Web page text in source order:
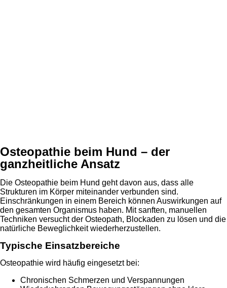
Osteopathie beim Hund – der
ganzheitliche Ansatz
Die Osteopathie beim Hund geht davon aus, dass alle
Strukturen im Körper miteinander verbunden sind.
Einschränkungen in einem Bereich können Auswirkungen auf
den gesamten Organismus haben. Mit sanften, manuellen
Techniken versucht der Osteopath, Blockaden zu lösen und die
natürliche Beweglichkeit wiederherzustellen.
Typische Einsatzbereiche
Osteopathie wird häufig eingesetzt bei:
Chronischen Schmerzen und Verspannungen